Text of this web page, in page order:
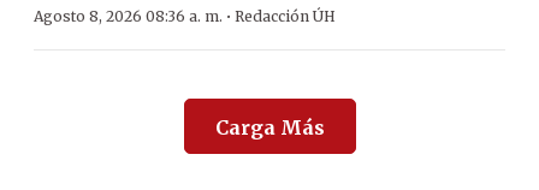
Agosto 8, 2026 08:36 a. m. · Redacción ÚH
Carga Más